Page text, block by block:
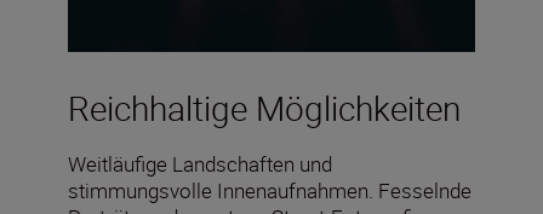
Reichhaltige Möglichkeiten
Weitläufige Landschaften und
stimmungsvolle Innenaufnahmen. Fesselnde